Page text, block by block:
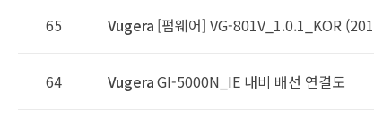
65 Vugera [펌웨어] VG-801V_1.0.1_KOR
64 VugeraGI-5000N_IE 내비 배선 연결도